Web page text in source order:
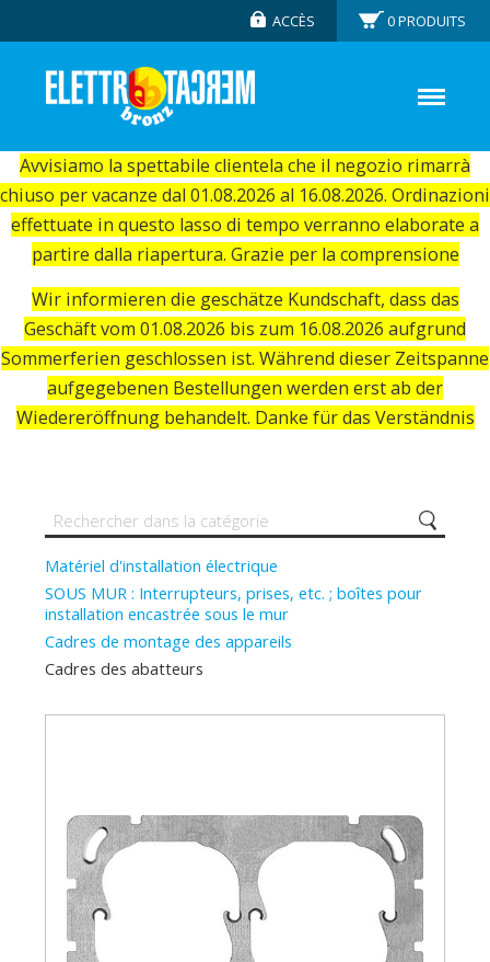
Avvisiamo la spettabile clientela che il negozio rimarrà
chiuso per vacanze dal 01.08.2026 al 16.08.2026. Ordinazioni
effettuate in questo lasso di tempo verranno elaborate a
partire dalla riapertura. Grazie per la comprensione
Wir informieren die geschätze Kundschaft, dass das
Geschäft vom 01.08.2026 bis zum 16.08.2026 aufgrund
Sommerferien geschlossen ist. Während dieser Zeitspanne
aufgegebenen Bestellungen werden erst ab der
Wiedereröffnung behandelt. Danke für das Verständnis
ACCÈS 0PRODUITS
Matériel d'installation électrique
SOUS MUR : Interrupteurs, prises, etc. ; boîtes pour
installation encastrée sous le mur
Cadres de montage des appareils
Cadres des abatteurs